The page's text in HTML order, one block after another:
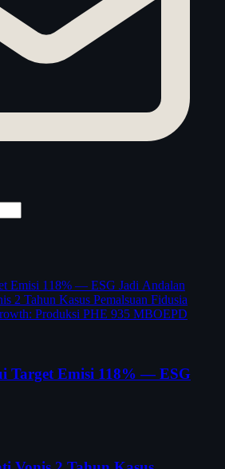
Emisi 118% — ESG Jadi Andalan
2 Tahun Kasus Pemalsuan Fidusia
Produksi PHE 935 MBOEPD
Target Emisi 118% — ESG